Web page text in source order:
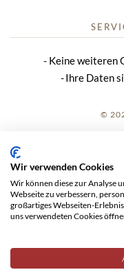
Keine weiteren
Ihre Daten
©
Wir verwenden Cookies
Wir können diese zur Analyse
Webseite zu verbessern,
großartiges Webseiten-
uns verwendeten Cookies